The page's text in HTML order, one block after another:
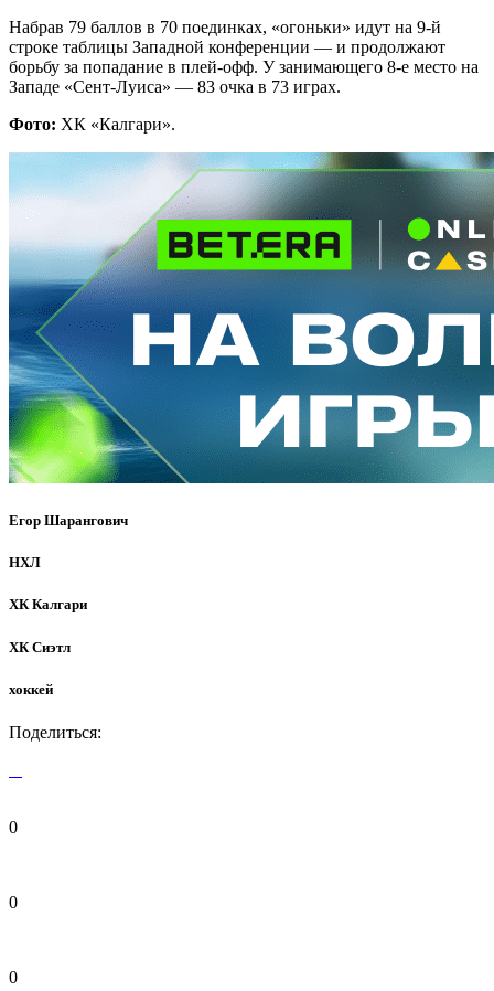
Набрав 79 баллов в 70 поединках, «огоньки» идут на 9-й
строке таблицы Западной конференции — и продолжают
борьбу за попадание в плей-офф. У занимающего 8-е место на
Западе «Сент-Луиса» — 83 очка в 73 играх.
Фото: ХК «Калгари».
Егор Шарангович
НХЛ
ХК Калгари
ХК Сиэтл
хоккей
Поделиться:
0
0
0